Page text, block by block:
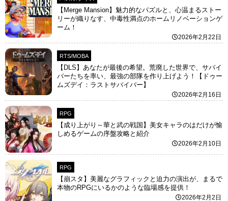
【Merge Mansion】魅力的なパズルと、心温まるストー
リーが織りなす、中毒性満点のホームリノベーションゲ
ーム！
2026年2月22日
RTS/MOBA
【DLS】あなたが最後の希望。荒廃した世界で、サバイ
バーたちを率い、最強の部隊を作り上げよう！【ドゥー
ムズデイ：ラストサバイバー】
2026年2月16日
RPG
【成り上がり～華と武の戦国】美女キャラのはだけが愉
しめるゲームの序盤攻略と紹介
2026年2月10日
RPG
【崩スタ】美麗なグラフィックと迫力の演出が、まるで
本物のRPGにいるかのような臨場感を提供！
2026年2月2日